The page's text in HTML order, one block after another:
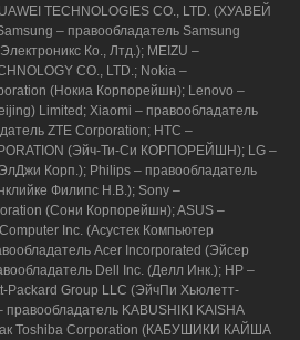
TECHNOLOGIES CO., LTD. (ХУАВЕЙ
– правообладатель Samsung
Ко., Лтд.); MEIZU –
CO., LTD.; Nokia –
(Нокиа Корпорейшн); Lenovo –
Limited; Xiaomi – правообладатель
ZTE Corporation; HTC –
(Эйч-Ти-Си КОРПОРЕЙШН); LG –
Корп.); Philips – правообладатель
Филипс Н.В.); Sony –
(Сони Корпорейшн); ASUS –
Inc. (Асустек Компьютер
Acer Incorporated (Эйсер
Dell Inc. (Делл Инк.); HP –
Packard Group LLC (ЭйчПи Хьюлетт-
правообладатель KABUSHIKI KAISHA
Toshiba Corporation (КАБУШИКИ КАЙША